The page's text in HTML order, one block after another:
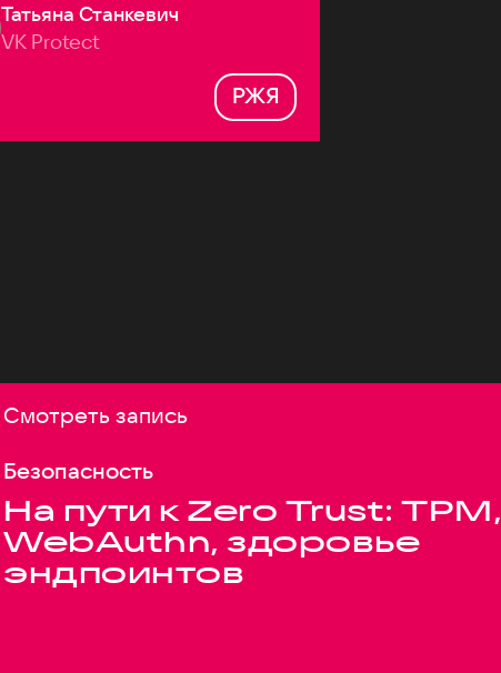
Татьяна Станкевич
VK Protect
РЖЯ
Смотреть запись
Безопасность
На пути к Zero Trust: TPM,
WebAuthn, здоровье
эндпоинтов